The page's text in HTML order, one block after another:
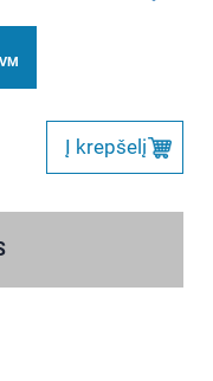
Į krepšelį